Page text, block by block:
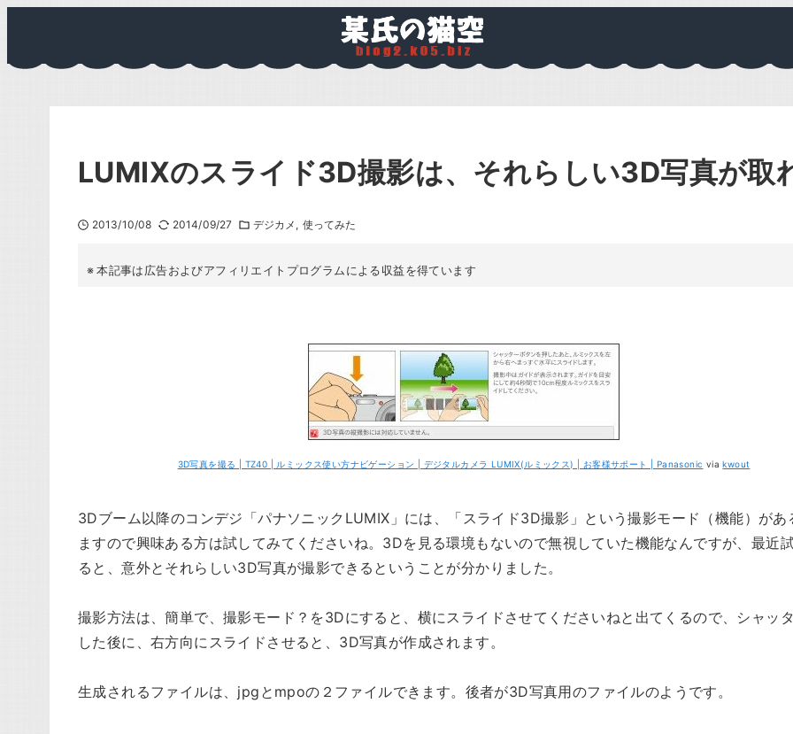
LUMIXのスライド3D撮影は、それらしい3D写真が取
2013/10/08 2014/09/27 デジカメ 使ってみた
本記事は広告およびアフィリエイトプログラムによる収益を得ています
3D写真を撮る | TZ40 | ルミックス使い方ナビゲーション | デジタルカメラ LUMIX(ルミックス) | お客様サポート | Panasonic viakwout
3Dブーム以降のコンデジ「パナソニックLUMIX」には、「スライド3D撮影」という撮影モード（機能）があ
ますので興味ある方は試してみてくださいね。3Dを見る環境もないので無視していた機能なんですが、最近
ると、意外とそれらしい3D写真が撮影できるということが分かりました。
撮影方法は、簡単で、撮影モード？を3Dにすると、横にスライドさせてくださいねと出てくるので、シャッ
した後に、右方向にスライドさせると、3D写真が作成されます。
生成されるファイルは、jpgとmpoの２ファイルできます。後者が3D写真用のファイルのようです。